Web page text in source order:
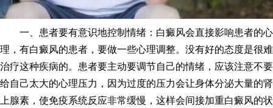
一、患者要有意识地控制情绪：白癜风会直接影响患者的心
理，有白癜风的患者，要做一些心理调整。没有好的态度是很难
治疗这种疾病的。患者要主动要调节自己的情绪，应该注意不要
给自己太大的心理压力，因为过度的压力会让身体分泌大量的肾
上腺素，使免疫系统反应非常缓慢，这样会间接加重白癜风的状